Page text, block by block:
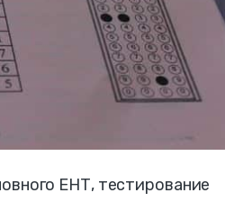
ЕНТ, тестирование